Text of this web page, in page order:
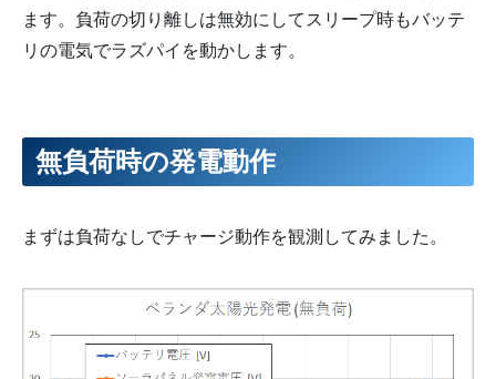
ます。負荷の切り離しは無効にしてスリープ時もバッテ
リの電気でラズパイを動かします。
無負荷時の発電動作
まずは負荷なしでチャージ動作を観測してみました。